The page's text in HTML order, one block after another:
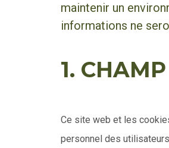
maintenir un
informations ne
1.
Ce site web et les
personnel des